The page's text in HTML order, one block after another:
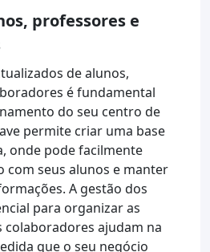
professores e
de alunos,
é fundamental
do seu centro de
permite criar uma base
onde pode facilmente
com seus alunos e manter
A gestão dos
para organizar as
colaboradores ajudam na
que o seu negócio